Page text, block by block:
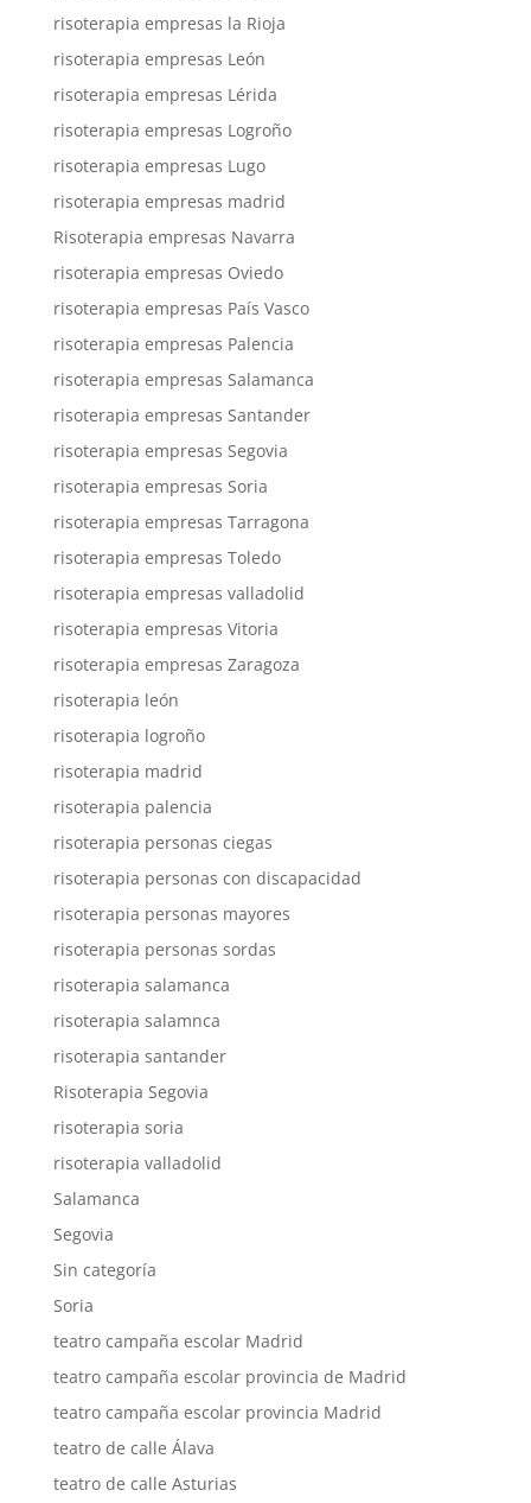
risoterapia empresas la Rioja
risoterapia empresas León
risoterapia empresas Lérida
risoterapia empresas Logroño
risoterapia empresas Lugo
risoterapia empresas madrid
Risoterapia empresas Navarra
risoterapia empresas Oviedo
risoterapia empresas País Vasco
risoterapia empresas Palencia
risoterapia empresas Salamanca
risoterapia empresas Santander
risoterapia empresas Segovia
risoterapia empresas Soria
risoterapia empresas Tarragona
risoterapia empresas Toledo
risoterapia empresas valladolid
risoterapia empresas Vitoria
risoterapia empresas Zaragoza
risoterapia león
risoterapia logroño
risoterapia madrid
risoterapia palencia
risoterapia personas ciegas
risoterapia personas con discapacidad
risoterapia personas mayores
risoterapia personas sordas
risoterapia salamanca
risoterapia salamnca
risoterapia santander
Risoterapia Segovia
risoterapia soria
risoterapia valladolid
Salamanca
Segovia
Sin categoría
Soria
teatro campaña escolar Madrid
teatro campaña escolar provincia de Madrid
teatro campaña escolar provincia Madrid
teatro de calle Álava
teatro de calle Asturias